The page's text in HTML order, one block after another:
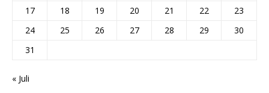
17
18 19 20 21 22
23
24
25 26 27 28 29
30
31
« Juli